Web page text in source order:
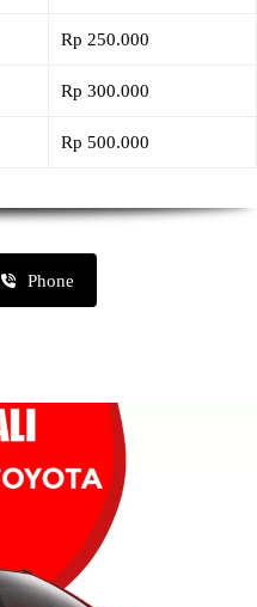
Rp 250.000
Rp 300.000
Rp 500.000
Phone